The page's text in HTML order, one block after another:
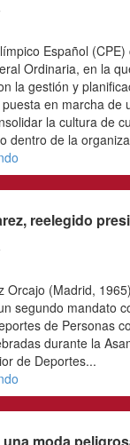
FEDDF lamenta
mandamos nuestro
amigos...
Continuar leyendo
La Asamblea
transparencia y el
paralímpico
Fuente:FEDDF
que se abordaron,
gestión y
Paralímpico, la
‘compliance’
cumplimiento
dentro de la
Continuar leyendo